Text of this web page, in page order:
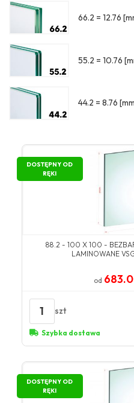
66.2 = 12.76
55.2 = 10.76
44.2 = 8.76
DOSTĘPNY OD
RĘKI
88.2 - 100 X 100 -
LAMINOWANE
od
1 szt
Szybka dostawa
DOSTĘPNY OD
RĘKI